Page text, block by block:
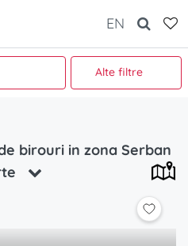
EN
Alte filtre
in zona Serban Voda Bucuresti
birouri in zona Serban